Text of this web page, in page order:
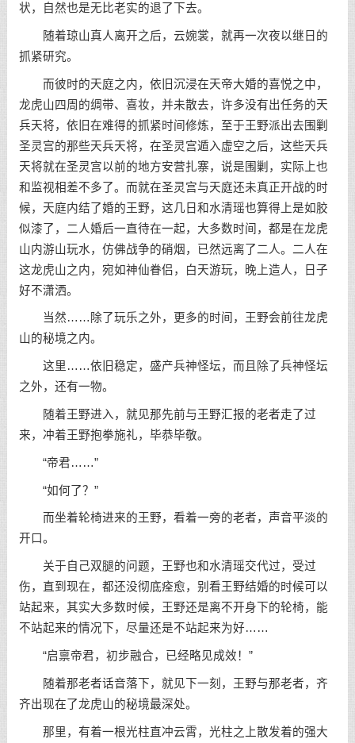
状，自然也是无比老实的退了下去。
随着琼山真人离开之后，云婉裳，就再一次夜以继日的
抓紧研究。
而彼时的天庭之内，依旧沉浸在天帝大婚的喜悦之中，
龙虎山四周的绸带、喜妆，并未散去，许多没有出任务的天
兵天将，依旧在难得的抓紧时间修炼，至于王野派出去围剿
圣灵宫的那些天兵天将，在圣灵宫遁入虚空之后，这些天兵
天将就在圣灵宫以前的地方安营扎寨，说是围剿，实际上也
和监视相差不多了。而就在圣灵宫与天庭还未真正开战的时
候，天庭内结了婚的王野，这几日和水清瑶也算得上是如胶
似漆了，二人婚后一直待在一起，大多数时间，都是在龙虎
山内游山玩水，仿佛战争的硝烟，已然远离了二人。二人在
这龙虎山之内，宛如神仙眷侣，白天游玩，晚上造人，日子
好不潇洒。
当然……除了玩乐之外，更多的时间，王野会前往龙虎
山的秘境之内。
这里……依旧稳定，盛产兵神怪坛，而且除了兵神怪坛
之外，还有一物。
随着王野进入，就见那先前与王野汇报的老者走了过
来，冲着王野抱拳施礼，毕恭毕敬。
“帝君……”
“如何了？”
而坐着轮椅进来的王野，看着一旁的老者，声音平淡的
开口。
关于自己双腿的问题，王野也和水清瑶交代过，受过
伤，直到现在，都还没彻底痊愈，别看王野结婚的时候可以
站起来，其实大多数时候，王野还是离不开身下的轮椅，能
不站起来的情况下，尽量还是不站起来为好……
“启禀帝君，初步融合，已经略见成效！”
随着那老者话音落下，就见下一刻，王野与那老者，齐
齐出现在了龙虎山的秘境最深处。
那里，有着一根光柱直冲云霄，光柱之上散发着的强大